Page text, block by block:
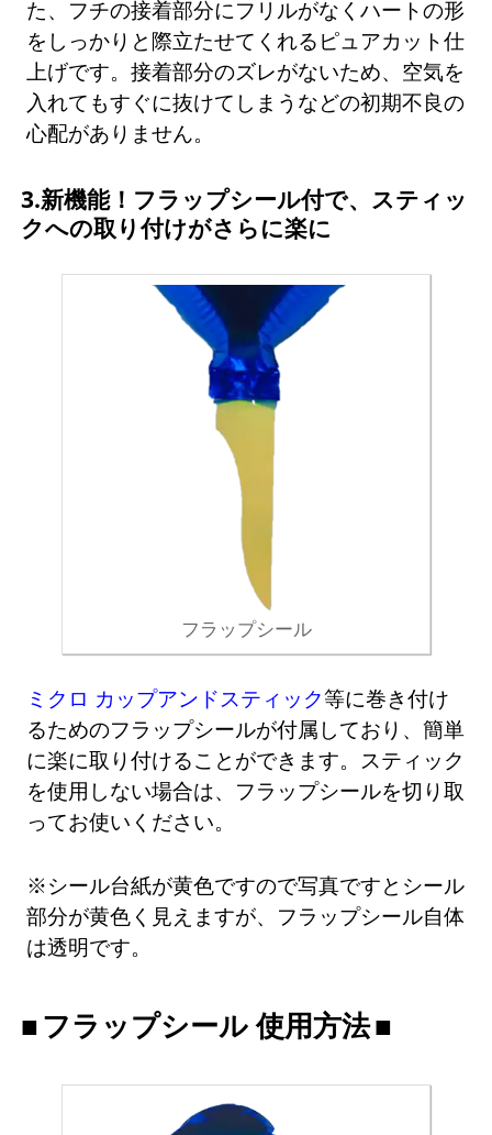
た、フチの接着部分にフリルがなくハートの形
をしっかりと際立たせてくれるピュアカット仕
上げです。接着部分のズレがないため、空気を
入れてもすぐに抜けてしまうなどの初期不良の
心配がありません。
3.新機能！フラップシール付で、スティッ
クへの取り付けがさらに楽に
フラップシール
ミクロ カップアンドスティック等に巻き付け
るためのフラップシールが付属しており、簡単
に楽に取り付けることができます。スティック
を使用しない場合は、フラップシールを切り取
ってお使いください。
※シール台紙が黄色ですので写真ですとシール
部分が黄色く見えますが、フラップシール自体
は透明です。
フラップシール 使用方法